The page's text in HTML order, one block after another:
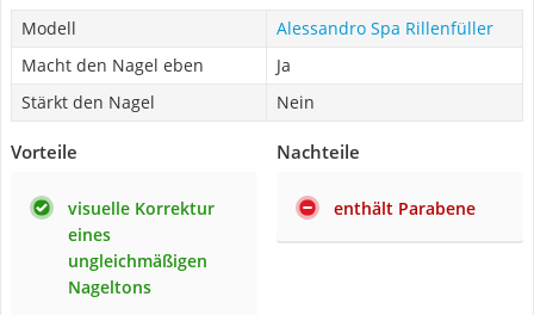
Modell
Alessandro Spa Rillenfüller
Macht den Nagel eben
Ja
Stärkt den Nagel
Nein
Vorteile
visuelle Korrektur
eines
ungleichmäßigen
Nageltons
Nachteile
enthält Parabene